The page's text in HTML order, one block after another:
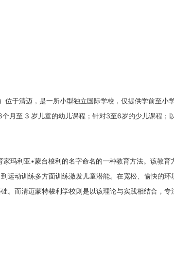
于清迈，是一所小型独立国际学校，仅提供学前至小
月至 3 岁儿童的幼儿课程；针对3至6岁的少儿课程；
玛利亚•蒙台梭利的名字命名的一种教育方法。该教育
运动训练多方面训练激发儿童潜能。在宽松、愉快的环
。而清迈蒙特梭利学校则是以该理论与实践相结合，专